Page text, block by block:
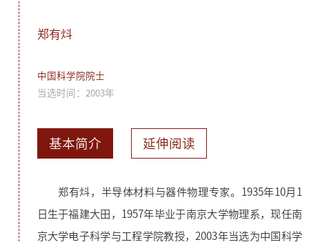
郑有炓
中国科学院院士
当选时间：2003年
基本简介 延伸阅读
郑有炓，半导体材料与器件物理专家。1935年10月1
日生于福建大田，1957年毕业于南京大学物理系，现任南
京大学电子科学与工程学院教授，2003年当选为中国科学